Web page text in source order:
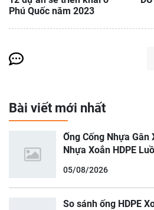
Phú Quốc năm 2023
Bài viết mới nhất
Ống Cống Nhựa Gân
Nhựa Xoắn HDPE
05/08/2026
So sánh ống HDPE